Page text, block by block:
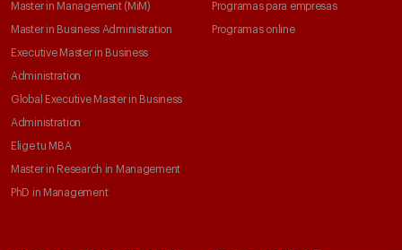
Master in Management (MiM)
Master in Business Administration
Executive Master in Business
Administration
Global Executive Master in Business
Administration
Elige tu MBA
Master in Research in Management
PhD in Management
Programas para empresas
Programas online